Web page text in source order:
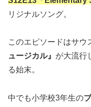
リジナルソング。
このエピソードはサウ
ュージカル』 が大流行
る始末。
中でも小学校3年生の